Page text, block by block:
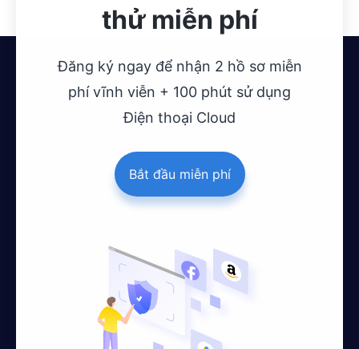
thử miễn phí
Đăng ký ngay để nhận 2 hồ sơ miễn
phí vĩnh viễn + 100 phút sử dụng
Điện thoại Cloud
Bắt đầu miễn phí